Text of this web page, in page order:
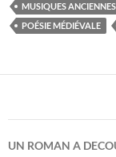
MUSIQUES ANCIENNES
POÉSIE MÉDIÉVALE
UN ROMAN A